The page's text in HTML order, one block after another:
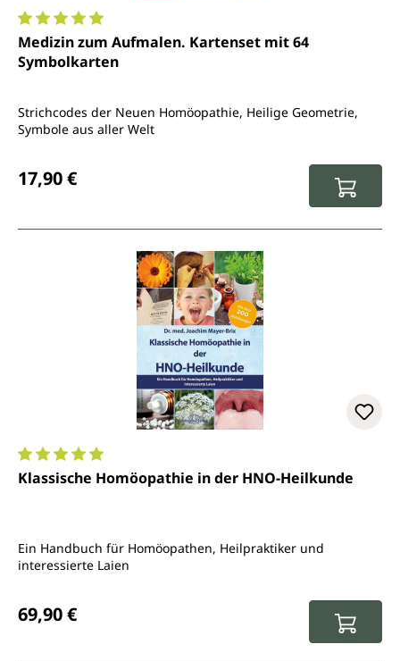
Durchschnittliche Bewertung von 5 von 5 Sternen
Medizin zum Aufmalen. Kartenset mit 64
Symbolkarten
Strichcodes der Neuen Homöopathie, Heilige Geometrie,
Symbole aus aller Welt
17,90 €
Durchschnittliche Bewertung von 5 von 5 Sternen
Klassische Homöopathie in der HNO-Heilkunde
Ein Handbuch für Homöopathen, Heilpraktiker und
interessierte Laien
69,90 €